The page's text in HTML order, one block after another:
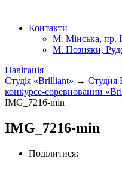
Контакти
М. Мінська, пр.
М. Позняки,
Навігація
Студія «Brilliant» → Студия
конкурсе-соревновании
IMG_7216-min
IMG_7216-min
Поділитися: